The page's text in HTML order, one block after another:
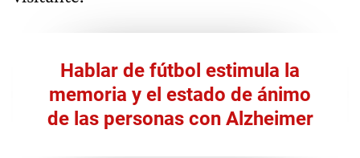
Hablar de fútbol estimula la
memoria y el estado de ánimo
de las personas con Alzheimer